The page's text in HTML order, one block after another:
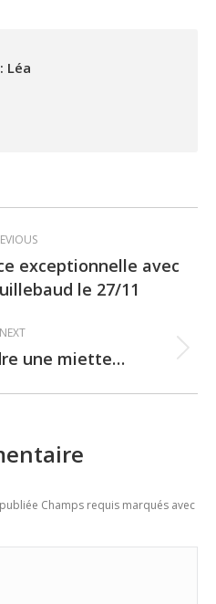
Léa
Previous
post:
exceptionnelle avec
le 27/11
NEXT
Nextune miette…
Champs requis marqués avec